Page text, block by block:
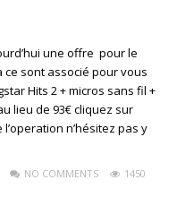
une offre pour le
sont associé pour vous
Hits 2 + micros sans fil +
lieu de 93€ cliquez sur
n’hésitez pas y
NO COMMENTS
1450